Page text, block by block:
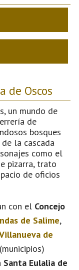
de Oscos
un mundo de
de
bosques
la cascada
como el
pizarra, trato
de oficios
con el Concejo
de Salime,
de
Santa Eulalia de